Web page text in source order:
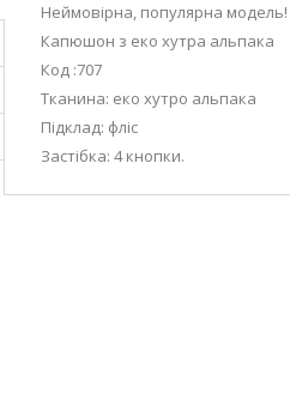
Неймовірна, популярна модель!
Капюшон з еко хутра альпака
Код :707
Тканина: еко хутро альпака
Підклад: фліс
Застібка: 4 кнопки.